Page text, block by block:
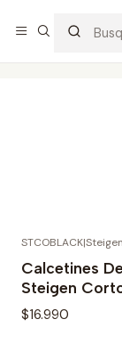
STCOBLACK|Steigen
Calcetines
Steigen
$16.990